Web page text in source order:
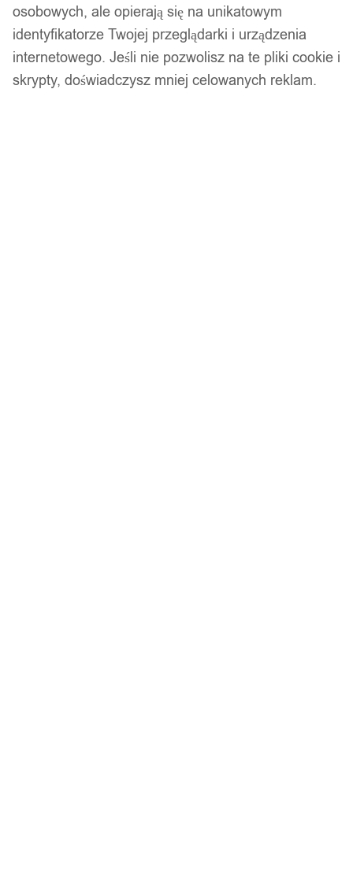
14 dni na zwrot
osobowych, ale opierają się na unikatowym
identyfikatorze Twojej przeglądarki i urządzenia
internetowego. Jeśli nie pozwolisz na te pliki cookie i
skrypty, doświadczysz mniej celowanych reklam.